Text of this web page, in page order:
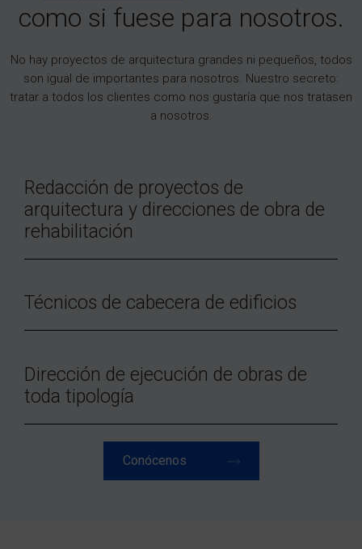
como si fuese para nosotros.
No hay proyectos de arquitectura grandes ni pequeños, todos
son igual de importantes para nosotros. Nuestro secreto:
tratar a todos los clientes como nos gustaría que nos tratasen
a nosotros.
Redacción de proyectos de
arquitectura y direcciones de obra de
rehabilitación
Técnicos de cabecera de edificios
Dirección de ejecución de obras de
toda tipología
Conócenos